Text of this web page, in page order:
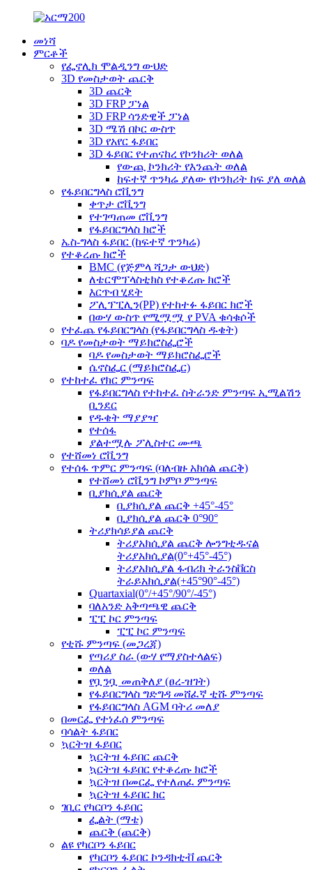
መነሻ
ምርቶች
የፌኖሊክ ሞልዲንግ ውህድ
3D የመስታወት ጨርቅ
3D ጨርቅ
3D FRP ፓነል
3D FRP ሳንድዊች ፓነል
3D ሜሽ በኮር ውስጥ
3D የአየር ፋይበር
3D ፋይበር የተጠናከረ የኮንክሪት ወለል
የውጪ ኮንክሪት የእንጨት ወለል
ከፍተኛ ጥንካሬ ያለው የኮንክሪት ከፍ ያለ ወለል
የፋይበርግላስ ሮቪንግ
ቀጥታ ሮቪንግ
የተገጣጠመ ሮቪንግ
የፋይበርግላስ ክሮች
ኤስ-ግላስ ፋይበር (ከፍተኛ ጥንካሬ)
የተቆረጡ ክሮች
BMC (የጅምላ ሻጋታ ውህድ)
ለቴርሞፕላስቲክስ የተቆረጡ ክሮች
እርጥብ ሂደት
ፖሊፕፒሊን(PP) የተከተፉ ፋይበር ክሮች
በውሃ ውስጥ የሚሟሟ የ PVA ቁሳቁሶች
የተፈጨ የፋይበርግላስ (የፋይበርግላስ ዱቄት)
ባዶ የመስታወት ማይክሮስፌሮች
ባዶ የመስታወት ማይክሮስፌሮች
ሴኖስፌር (ማይክሮስፌር)
የተከተፈ የክር ምንጣፍ
የፋይበርግላስ የተከተፈ ስትራንድ ምንጣፍ ኢሚልሽን
ቢንደር
የዱቄት ማያያዣ
የተሰፋ
ያልተሟሉ ፖሊስተር ሙጫ
የተሸመነ ሮቪንግ
የተሰፋ ጥምር ምንጣፍ (ባለብዙ አክሰል ጨርቅ)
የተሸመነ ሮቪንግ ኮምቦ ምንጣፍ
ቢያክሲያል ጨርቅ
ቢያክሲያል ጨርቅ +45°-45°
ቢያክሲያል ጨርቅ 0°90°
ትሪያክሳይያል ጨርቅ
ትሪያአክሲያል ጨርቅ ሎንግቲዱናል
ትሪያአክሲያል(0°+45°-45°)
ትሪያአክሲያል ፋብሪክ ትራንስቨርስ
ትራይአክሲያል(+45°90°-45°)
Quartaxial(0°/+45°/90°/-45°)
ባለአንድ አቅጣጫዊ ጨርቅ
ፒፒ ኮር ምንጣፍ
ፒፒ ኮር ምንጣፍ
የቲሹ ምንጣፍ (መጋረጃ)
የጣሪያ ስራ (ውሃ የማያስተላልፍ)
ወለል
የቧንቧ መጠቅለያ (ፀረ-ዝገት)
የፋይበርግላስ ግድግዳ መሸፈኛ ቲሹ ምንጣፍ
የፋይበርግላስ AGM ባትሪ መለያ
በመርፌ የተነፈሰ ምንጣፍ
ባሳልት ፋይበር
ኳርትዝ ፋይበር
ኳርትዝ ፋይበር ጨርቅ
ኳርትዝ ፋይበር የተቆረጡ ክሮች
ኳርትዝ በመርፌ የተለጠፈ ምንጣፍ
ኳርትዝ ፋይበር ክር
ገቢር የካርቦን ፋይበር
ፌልት (ማቴ)
ጨርቅ (ጨርቅ)
ልዩ የካርቦን ፋይበር
የካርቦን ፋይበር ኮንዳክቲቭ ጨርቅ